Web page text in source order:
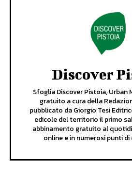
Discover
Sfoglia Discover Pistoia, Urban
gratuito a cura della
pubblicato da Giorgio Tesi
edicole del territorio il primo
abbinamento gratuito al
online e in numerosi punti